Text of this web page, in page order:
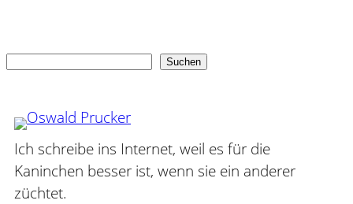
Suchen
Ich schreibe ins Internet, weil es für die
Kaninchen besser ist, wenn sie ein anderer
züchtet.